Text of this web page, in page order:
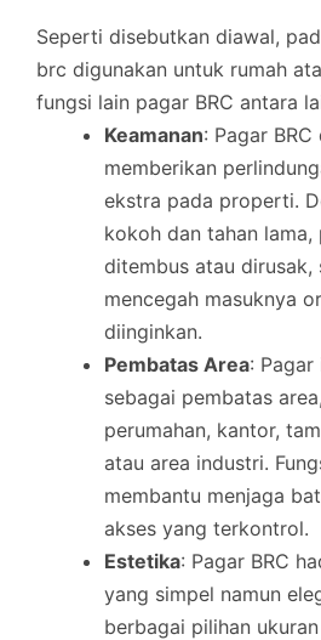
Seperti disebutkan diawal,
brc digunakan untuk rumah
fungsi lain pagar BRC antara
Keamanan: Pagar
memberikan
ekstra pada properti.
kokoh dan tahan
ditembus atau dirusak,
mencegah masuknya
diinginkan.
Pembatas Area:
sebagai pembatas
perumahan, kantor,
atau area industri.
membantu menjaga
akses yang terkontrol.
Estetika: Pagar BRC
yang simpel namun
berbagai pilihan